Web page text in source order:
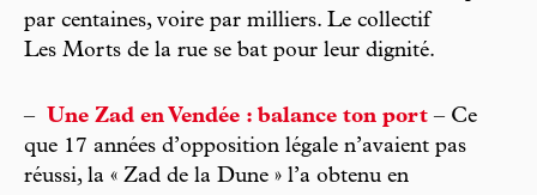
par centaines, voire par milliers. Le collectif
Les Morts de la rue se bat pour leur dignité.
– Une Zad en Vendée : balance ton port – Ce
que 17 années d’opposition légale n’avaient pas
réussi, la « Zad de la Dune » l’a obtenu en